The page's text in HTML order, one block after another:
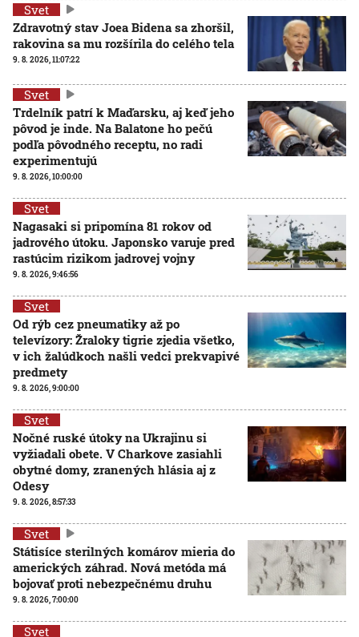
Svet
Zdravotný stav Joea Bidena sa zhoršil,
rakovina sa mu rozšírila do celého tela
9. 8. 2026, 11:07:22
Svet
Trdelník patrí k Maďarsku, aj keď jeho
pôvod je inde. Na Balatone ho pečú
podľa pôvodného receptu, no radi
experimentujú
9. 8. 2026, 10:00:00
Svet
Nagasaki si pripomína 81 rokov od
jadrového útoku. Japonsko varuje pred
rastúcim rizikom jadrovej vojny
9. 8. 2026, 9:46:56
Svet
Od rýb cez pneumatiky až po
televízory: Žraloky tigrie zjedia všetko,
v ich žalúdkoch našli vedci prekvapivé
predmety
9. 8. 2026, 9:00:00
Svet
Nočné ruské útoky na Ukrajinu si
vyžiadali obete. V Charkove zasiahli
obytné domy, zranených hlásia aj z
Odesy
9. 8. 2026, 8:57:33
Svet
Státisíce sterilných komárov mieria do
amerických záhrad. Nová metóda má
bojovať proti nebezpečnému druhu
9. 8. 2026, 7:00:00
Svet